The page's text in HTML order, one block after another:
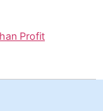
Profit